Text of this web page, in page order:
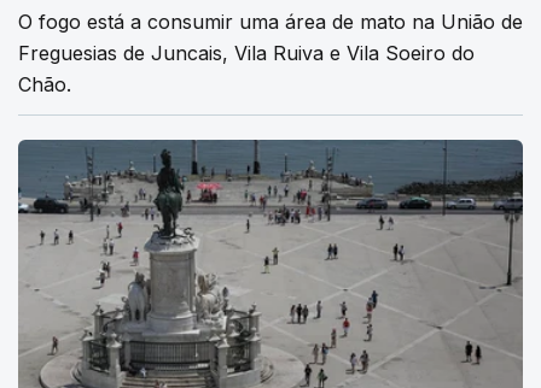
O fogo está a consumir uma área de mato na União de
Freguesias de Juncais, Vila Ruiva e Vila Soeiro do
Chão.